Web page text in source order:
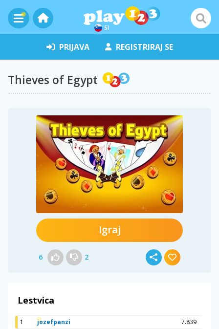
SI
PRIJAVA REGISTRIRAJ SE
Thieves of Egypt
Igraj
6 2
Lestvica
1 jozefpanzi
7.839